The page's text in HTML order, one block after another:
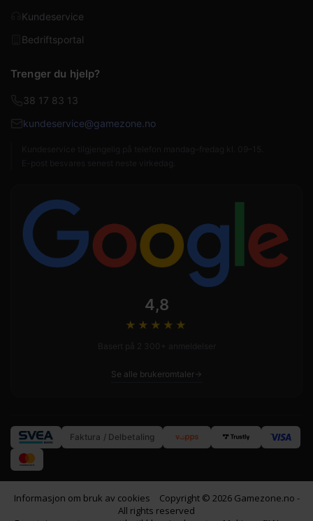
Kundeservice
Bedriftsportal
Trenger du hjelp?
38 17 83 13
kundeservice@gamezone.no
4,8
★★★★ ★
Se alle brukeromtaler
Faktura / Delbetaling
Informasjon om bruk av cookies
Copyright © 2026 Gamezone.no -
All rights reserved